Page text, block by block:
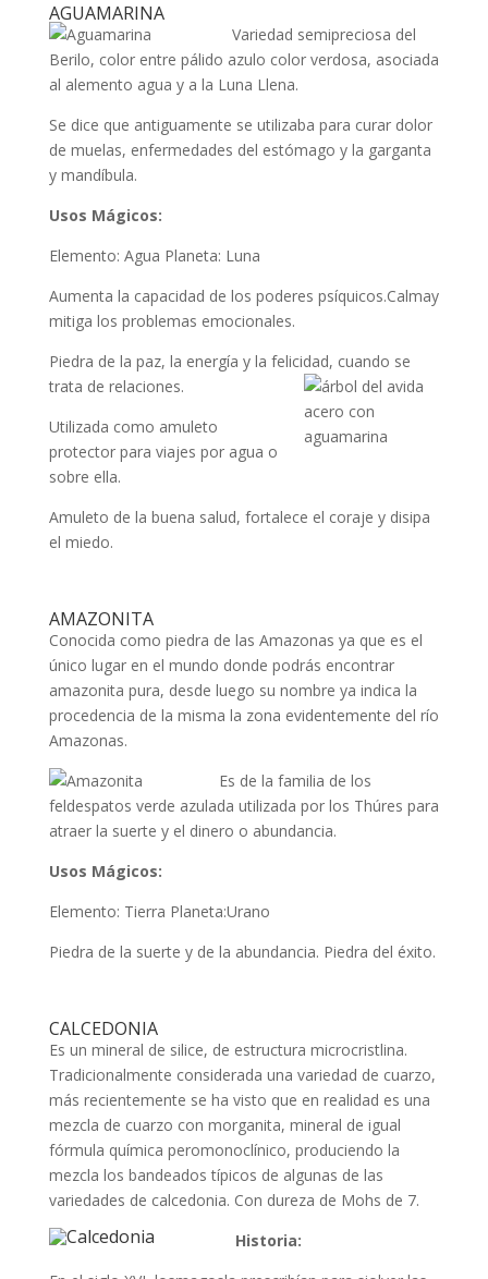
AGUAMARINA
Variedad semipreciosa del
Berilo, color entre pálido azulo color verdosa, asociada
al alemento agua y a la Luna Llena.
Se dice que antiguamente se utilizaba para curar dolor
de muelas, enfermedades del estómago y la garganta
y mandíbula.
Usos Mágicos:
Elemento: Agua Planeta: Luna
Aumenta la capacidad de los poderes psíquicos.Calmay
mitiga los problemas emocionales.
Piedra de la paz, la energía y la felicidad, cuando se
trata de relaciones.
Utilizada como amuleto
protector para viajes por agua o
sobre ella.
Amuleto de la buena salud, fortalece el coraje y disipa
el miedo.
AMAZONITA
Conocida como piedra de las Amazonas ya que es el
único lugar en el mundo donde podrás encontrar
amazonita pura, desde luego su nombre ya indica la
procedencia de la misma la zona evidentemente del río
Amazonas.
Es de la familia de los
feldespatos verde azulada utilizada por los Thúres para
atraer la suerte y el dinero o abundancia.
Usos Mágicos:
Elemento: Tierra Planeta:Urano
Piedra de la suerte y de la abundancia. Piedra del éxito.
CALCEDONIA
Es un mineral de silice, de estructura microcristlina.
Tradicionalmente considerada una variedad de cuarzo,
más recientemente se ha visto que en realidad es una
mezcla de cuarzo con morganita, mineral de igual
fórmula química peromonoclínico, produciendo la
mezcla los bandeados típicos de algunas de las
variedades de calcedonia. Con dureza de Mohs de 7.
Historia: